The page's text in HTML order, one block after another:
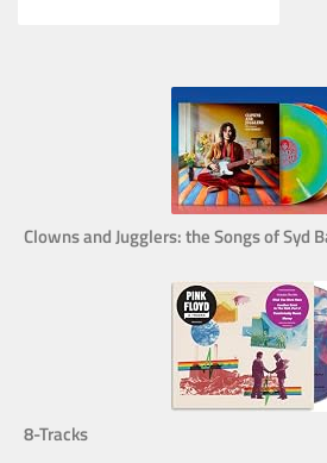
Clowns and Jugglers: the Songs of Syd
8-Tracks